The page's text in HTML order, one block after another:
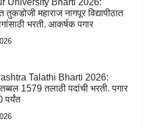
तुकडोजी महाराज नागपूर विद्यापीठात
भरती. आकर्षक पगार
Talathi Bharti 2026:
तब्बल 1579 तलाठी पदांची भरती. पगार
पर्यंत